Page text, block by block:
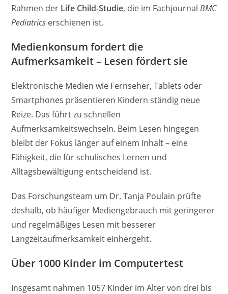
Rahmen der Life Child-Studie, die im FachjournalBMC
Pediatrics erschienen ist.
Medienkonsum fordert die
Aufmerksamkeit – Lesen fördert sie
Elektronische Medien wie Fernseher, Tablets oder
Smartphones präsentieren Kindern ständig neue
Reize. Das führt zu schnellen
Aufmerksamkeitswechseln. Beim Lesen hingegen
bleibt der Fokus länger auf einem Inhalt – eine
Fähigkeit, die für schulisches Lernen und
Alltagsbewältigung entscheidend ist.
Das Forschungsteam um Dr. Tanja Poulain prüfte
deshalb, ob häufiger Mediengebrauch mit geringerer
und regelmäßiges Lesen mit besserer
Langzeitaufmerksamkeit einhergeht.
Über 1000 Kinder im Computertest
Insgesamt nahmen 1057 Kinder im Alter von drei bis